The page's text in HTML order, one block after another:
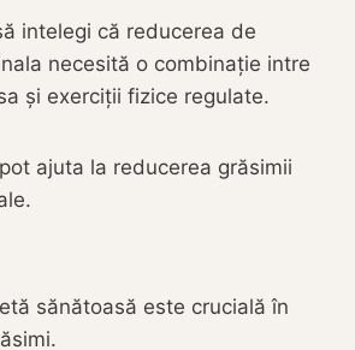
intelegi că reducerea de
necesită o combinație intre
și exerciții fizice regulate.
ajuta la reducerea grăsimii
sănătoasă este crucială în